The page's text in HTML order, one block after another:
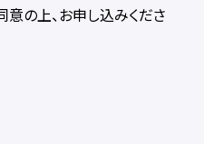
意の上、お申し込みくださ